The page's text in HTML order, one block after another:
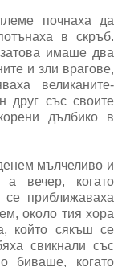
почнаха да
в скръб.
имаше два
и зли врагове,
великаните-
друг със своите
дълбико в
мълчеливо и
а вечер, когато
приближаваха
около тия хора
който сякъш се
свикнали със
биваше, когато